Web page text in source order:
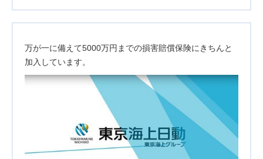
万が一に備えて5000万円までの損害賠償保険にきちんと
加入しています。